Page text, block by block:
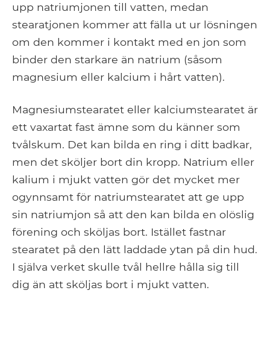
upp natriumjonen till vatten, medan
stearatjonen kommer att fälla ut ur lösningen
om den kommer i kontakt med en jon som
binder den starkare än natrium (såsom
magnesium eller kalcium i hårt vatten).
Magnesiumstearatet eller kalciumstearatet är
ett vaxartat fast ämne som du känner som
tvålskum. Det kan bilda en ring i ditt badkar,
men det sköljer bort din kropp. Natrium eller
kalium i mjukt vatten gör det mycket mer
ogynnsamt för natriumstearatet att ge upp
sin natriumjon så att den kan bilda en olöslig
förening och sköljas bort. Istället fastnar
stearatet på den lätt laddade ytan på din hud.
I själva verket skulle tvål hellre hålla sig till
dig än att sköljas bort i mjukt vatten.